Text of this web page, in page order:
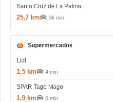
Santa Cruz de La Palma
25,7 km 36 min
Supermercados
Lidl
1,5 km 4 min
SPAR Tago Mago
1,9 km 5 min